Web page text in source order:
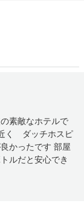
素敵なホテルで
く ダッチホスピ
かったです 部屋
ルだと安心でき